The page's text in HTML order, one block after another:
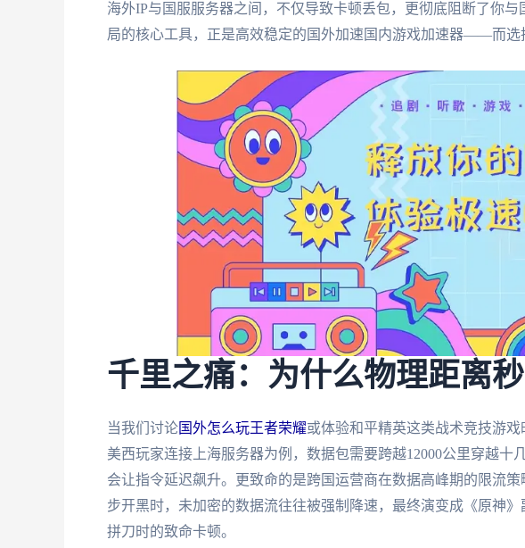
海外IP与国服服务器之间，不仅导致卡顿丢包，更彻底阻断了你
局的核心工具，正是高效稳定的国外加速国内游戏加速器——而选
千里之痛：为什么物理距离
当我们讨论国外怎么玩王者荣耀或体验和平精英这类战术竞技游
美西玩家连接上海服务器为例，数据包需要跨越12000公里穿越十
会让指令延迟飙升。更致命的是跨国运营商在数据高峰期的限流
步开黑时，未加密的数据流往往被强制降速，最终演变成《原神》
拼刀时的致命卡顿。